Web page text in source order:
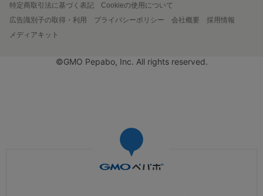
特定商取引法に基づく表記
Cookieの使用について
広告識別子の取得・利用
プライバシーポリシー 会社概要
採用情報
メディアキット
©GMO Pepabo, Inc. All rights reserved.